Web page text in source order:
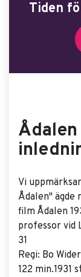
Tiden
Vi
Ådalen" ägde
film Ådalen
professor vid
31
Regi: Bo
122 min.1931